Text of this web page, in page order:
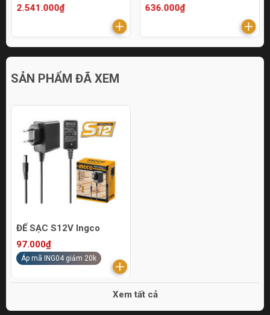
2.541.000₫ 636.000₫
SẢN PHẨM ĐÃ XEM
ĐẾ SẠC S12V Ingco
97.000₫
Áp mã ING04 giảm 20k
Xem tất cả